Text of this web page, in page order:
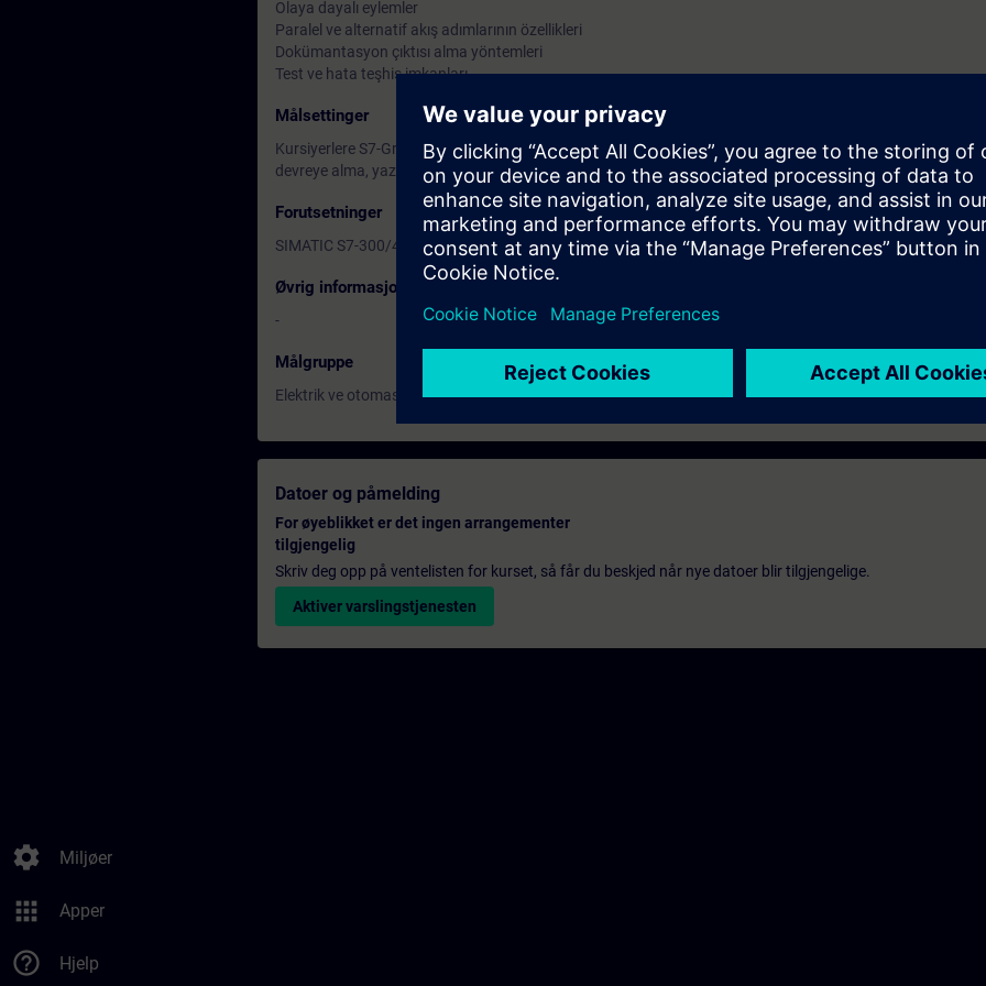
settings Miljøer
apps Apper
help_outline Hjelp
Olaya dayalı eylemler
Paralel ve alternatif akış adımlarının özellikleri
Dokümantasyon çıktısı alma yöntemleri
Test ve hata teşhis imkanları
Målsettinger
Kursiyerlere S7-Graph PLC programla dilini tanıtma bunu kullanarak sıralı çalışan prosesler için
devreye alma, yazılım olarak müdahale etme ve arıza teşhis bilgisinin verilmesi.
Forutsetninger
SIMATIC S7-300/400 Program 1 (Sistem 1) kurs bilgisine sahip olmak.
Øvrig informasjon
-
Målgruppe
Elektrik ve otomasyona yönelik montaj, bakım ve işletme personeli, mühendisler, teknisyenler ve
Datoer og påmelding
For øyeblikket er det ingen arrangementer
tilgjengelig
Skriv deg opp på ventelisten for kurset, så får du beskjed når nye datoer blir tilgjengelige.
Aktiver varslingstjenesten